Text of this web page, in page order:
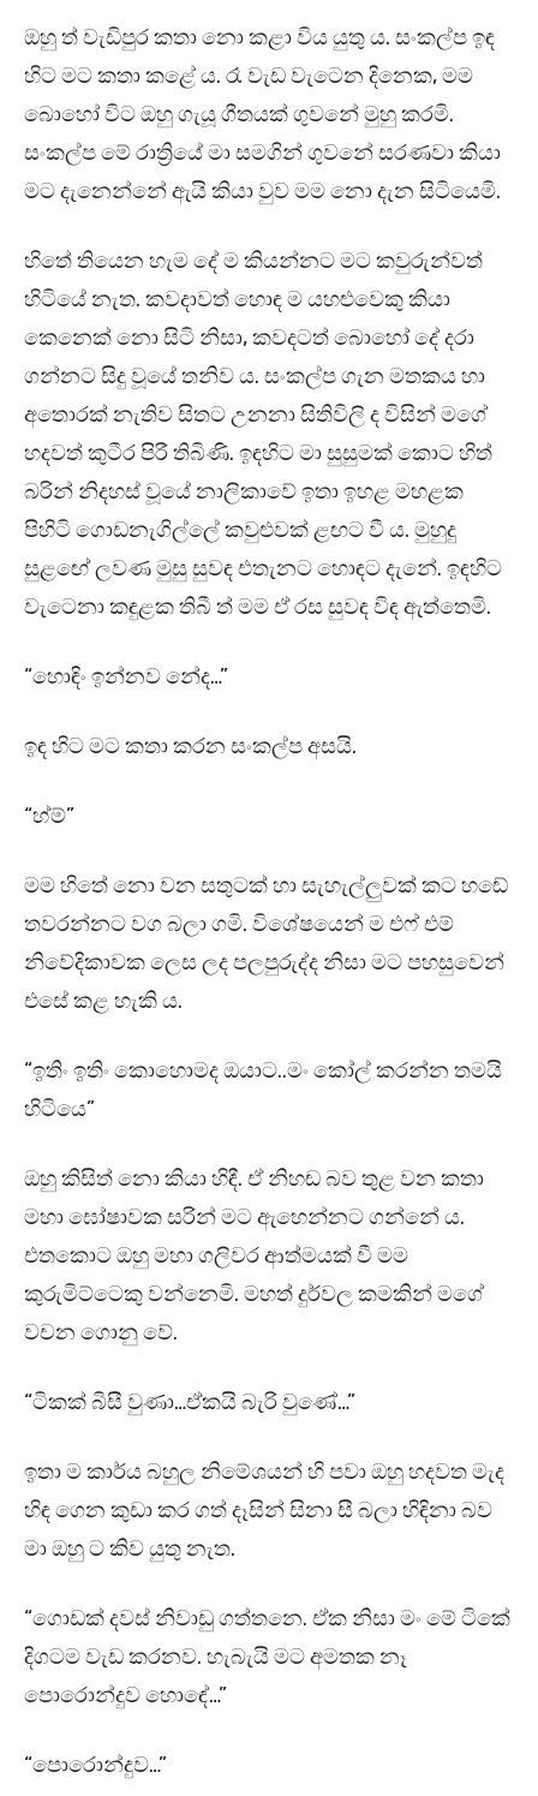
ඔහු ත් වැඩිපුර කතා නො කළා විය යුතු ය. සංකල්ප ඉඳ
හිට මට කතා කළේ ය. රෑ වැඩ වැටෙන දිනෙක, මම
බොහෝ විට ඔහු ගැයූ ගීතයක් ගුවනේ මුහු කරමි.
සංකල්ප මේ රාත්‍රියේ මා සමගින් ගුවනේ සරණවා කියා
මට දැනෙන්නේ ඇයි කියා වුව මම නො දැන සිටියෙමි.
හිතේ තියෙන හැම දේ ම කියන්නට මට කවුරුන්වත්
හිටියේ නැත. කවදාවත් හොඳ ම යහළුවෙකු කියා
කෙනෙක් නො සිටි නිසා, කවදටත් බොහෝ දේ දරා
ගන්නට සිදු වූයේ තනිව ය. සංකල්ප ගැන මතකය හා
අතොරක් නැතිව සිතට උනනා සිතිවිලි ද විසින් මගේ
හදවත් කුටීර පිරී තිබිණි. ඉඳහිට මා සුසුමක් කොට හිත්
බරින් නිදහස් වූයේ නාලිකාවේ ඉතා ඉහළ මහළක
පිහිටි ගොඩනැගිල්ලේ කවුළුවක් ළඟට වී ය. මුහුදු
සුළඟේ ලවණ මුසු සුවඳ එතැනට හොඳට දැනේ. ඉඳහිට
වැටෙනා කඳුළක තිබී ත් මම ඒ රස සුවඳ විඳ ඇත්තෙමි.
“හොඳිං ඉන්නව නේද…”
ඉඳ හිට මට කතා කරන සංකල්ප අසයි.
“හ්ම්”
මම හිතේ නො වන සතුටක් හා සැහැල්ලුවක් කට හඬේ
තවරන්නට වග බලා ගමි. විශේෂයෙන් ම එෆ් එම්
නිවේදිකාවක ලෙස ලද පලපුරුද්ද නිසා මට පහසුවෙන්
එසේ කළ හැකි ය.
“ඉතිං ඉතිං කොහොමද ඔයාට..මං කෝල් කරන්න තමයි
හිටියෙ”
ඔහු කිසිත් නො කියා හිඳී. ඒ නිහඬ බව තුළ වන කතා
මහා ඝෝෂාවක සරින් මට ඇහෙන්නට ගන්නේ ය.
එතකොට ඔහු මහා ගලිවර ආත්මයක් වී මම
කුරුමිට්ටෙකු වන්නෙමි. මහත් දුර්වල කමකින් මගේ
වචන ගොනු වේ.
“ටිකක් බිසී වුණා…ඒකයි බැරි වුණේ…”
ඉතා ම කාර්ය බහුල නිමේශයන් හි පවා ඔහු හදවත මැද
හිඳ ගෙන කුඩා කර ගත් දෑසින් සිනා සී බලා හිඳිනා බව
මා ඔහු ට කිව යුතු නැත.
“ගොඩක් දවස් නිවාඩු ගත්තනෙ. ඒක නිසා මං මේ ටිකේ
දිගටම වැඩ කරනව. හැබැයි මට අමතක නෑ
පොරොන්දුව හොඳේ…”
“පොරොන්දුව…”